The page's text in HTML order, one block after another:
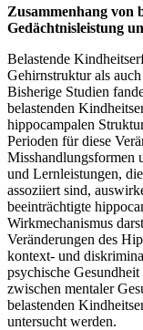
Zusammenhang von
Gedächtnisleistung
Belastende
Gehirnstruktur als
Bisherige Studien
belastenden
hippocampalen
Perioden für diese
Misshandlungsformen
und Lernleistungen,
assoziiert sind,
beeinträchtigte
Wirkmechanismus
Veränderungen des
kontext- und
psychische
zwischen mentaler
belastenden
untersucht werden.